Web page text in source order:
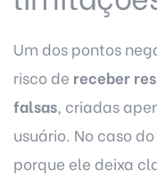
Um dos pontos
risco de receber
falsas, criadas
usuário. No caso
porque ele deixa